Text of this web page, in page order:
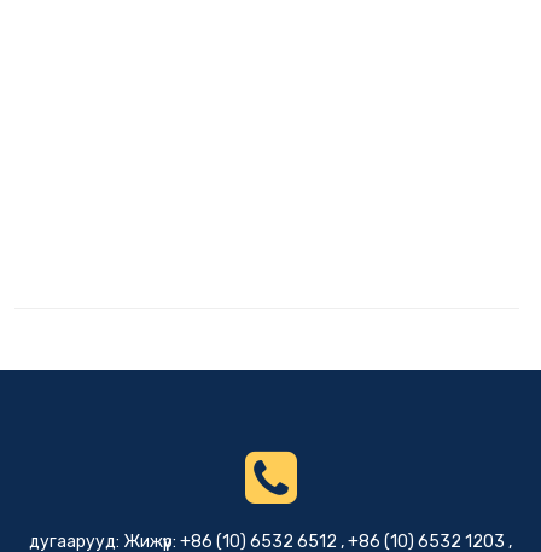
дугаарууд: Жижүүр: +86 (10) 6532 6512 , +86 (10) 6532 1203 ,